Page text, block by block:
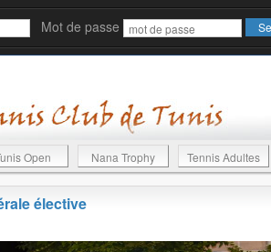
Mot de passe
Open Nana Trophy Tennis Adultes
élective